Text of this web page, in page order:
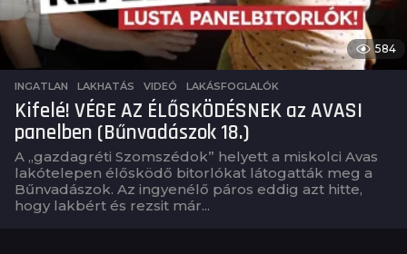
584
INGATLAN ,LAKHATÁS ,VIDEÓ LAKÁSFOGLALÓK
Kifelé! VÉGE AZ ÉLŐSKÖDÉSNEK az AVASI
panelben (Bűnvadászok 18.)
A „gazdagréti Szomszédok” helyett a miskolci Avas
lakótelepen élősködő bitorlókat látogatták meg a
Bűnvadászok. Az ingyenélő páros eddig azt hitte,
hogy lakbért és rezsit már...